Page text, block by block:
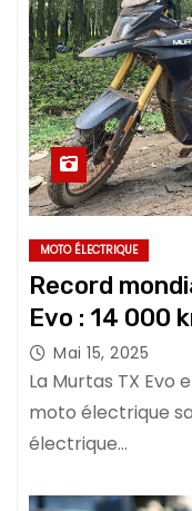
MOTO ÉLECTRIQUE
Record
Evo : 14 000
Mai 15, 2025
La Murtas TX Evo
moto électrique
électrique…